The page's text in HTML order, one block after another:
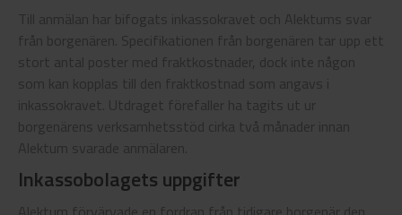
Till anmälan har bifogats inkassokravet och Alektums svar
från borgenären. Specifikationen från borgenären tar upp ett
stort antal poster med fraktkostnader, dock inte någon
som kan kopplas till den fraktkostnad som angavs i
inkassokravet. Utdraget förefaller ha tagits ut ur
borgenärens verksamhetsstöd cirka två månader innan
Alektum svarade anmälaren.
Inkassobolagets uppgifter